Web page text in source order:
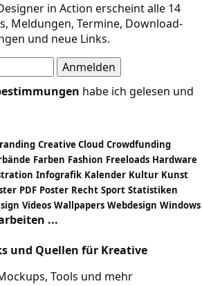
in Action erscheint alle 14
Meldungen, Termine, Download-
und neue Links.
habe ich gelesen und
Creative Cloud Crowdfunding
Farben Fashion Freeloads Hardware
Infografik Kalender Kultur Kunst
PDF Poster Recht Sport Statistiken
Videos Wallpapers Webdesign Windows
...
und Quellen für Kreative
Tools und mehr